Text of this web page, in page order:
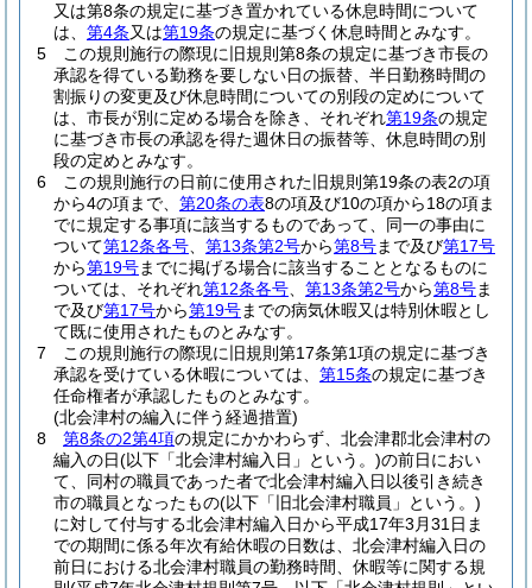
又は第8条の規定に基づき置かれている休息時間について
は、 第4条又は第19条の規定に基づく休息時間とみなす。
5
この規則施行の際現に旧規則第8条の規定に基づき市長の
承認を得ている勤務を要しない日の振替、半日勤務時間の
割振りの変更及び休息時間についての別段の定めについて
は、市長が別に定める場合を除き、それぞれ第19条の規定
に基づき市長の承認を得た週休日の振替等、休息時間の別
段の定めとみなす。
6
この規則施行の日前に使用された旧規則第19条の表2の項
から4の項まで、 第20条の表8の項及び10の項から18の項ま
でに規定する事項に該当するものであって、同一の事由に
ついて第12条各号 第13条第2号から第8号まで及び第17号
から第19号までに掲げる場合に該当することとなるものに
ついては、それぞれ第12条各号 第13条第2号から第8号ま
で及び第17号から第19号までの病気休暇又は特別休暇とし
て既に使用されたものとみなす。
7
この規則施行の際現に旧規則第17条第1項の規定に基づき
承認を受けている休暇については、 第15条の規定に基づき
任命権者が承認したものとみなす。
(北会津村の編入に伴う経過措置)
8
第8条の2第4項の規定にかかわらず、北会津郡北会津村の
編入の日(以下「北会津村編入日」という。)の前日におい
て、同村の職員であった者で北会津村編入日以後引き続き
市の職員となったもの(以下「旧北会津村職員」という。)
に対して付与する北会津村編入日から平成17年3月31日ま
での期間に係る年次有給休暇の日数は、北会津村編入日の
前日における北会津村職員の勤務時間、休暇等に関する規